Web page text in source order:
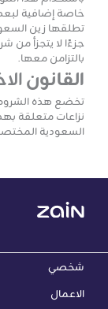
خاصة إضافية
تطلقها زين
جزءًا لا يتجزأ من
بالتزامن معها.
القانون
تخضع هذه الشروط
نزاعات متعلقة
السعودية المختصة. © زين
شخصي
الاعمال